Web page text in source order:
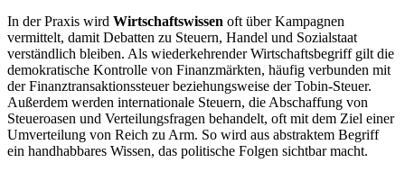
In der Praxis wird Wirtschaftswissen oft über Kampagnen
vermittelt, damit Debatten zu Steuern, Handel und Sozialstaat
verständlich bleiben. Als wiederkehrender Wirtschaftsbegriff gilt die
demokratische Kontrolle von Finanzmärkten, häufig verbunden mit
der Finanztransaktionssteuer beziehungsweise der Tobin-Steuer.
Außerdem werden internationale Steuern, die Abschaffung von
Steueroasen und Verteilungsfragen behandelt, oft mit dem Ziel einer
Umverteilung von Reich zu Arm. So wird aus abstraktem Begriff
ein handhabbares Wissen, das politische Folgen sichtbar macht.